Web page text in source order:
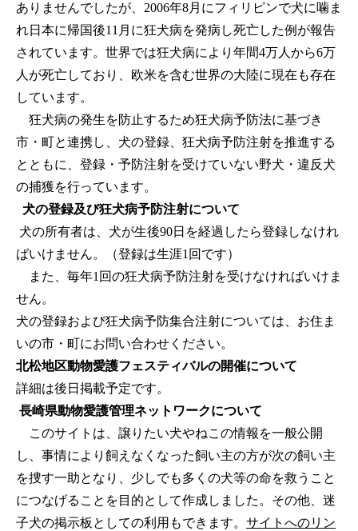
ありませんでしたが、2006年8月にフィリピンで犬に噛ま
れ日本に帰国後11月に狂犬病を発病し死亡した例が報告
されています。世界では狂犬病により年間4万人から6万
人が死亡しており、欧米を含む世界の大陸に現在も存在
しています。
狂犬病の発生を防止するため狂犬病予防法に基づき
市・町と連携し、犬の登録、狂犬病予防注射を推進する
とともに、登録・予防注射を受けていない野犬・違反犬
の捕獲を行っています。
犬の登録及び狂犬病予防注射について
犬の所有者は、犬が生後90日を経過したら登録しなけれ
ばいけません。（登録は生涯1回です）
また、毎年1回の狂犬病予防注射を受けなければいけま
せん。
犬の登録および狂犬病予防集合注射については、お住ま
いの市・町にお問い合わせください。
北松地区動物愛護フェスティバルの開催について
詳細は後日掲載予定です。
長崎県動物愛護管理ネットワークについて
このサイトは、譲りたい犬やねこの情報を一般公開
し、事情により飼えなくなった飼い主の方が次の飼い主
を捜す一助となり、少しでも多くの犬等の命を救うこと
につなげることを目的として作成しました。その他、迷
子犬の掲示板としての利用もできます。 サイトへのリン